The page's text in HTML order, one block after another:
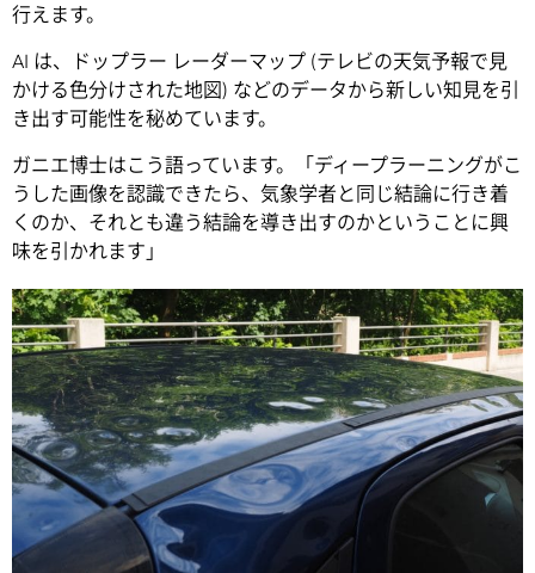
行えます。
AI は、ドップラー レーダーマップ (テレビの天気予報で見
かける色分けされた地図) などのデータから新しい知見を引
き出す可能性を秘めています。
ガニエ博士はこう語っています。「ディープラーニングがこ
うした画像を認識できたら、気象学者と同じ結論に行き着
くのか、それとも違う結論を導き出すのかということに興
味を引かれます」